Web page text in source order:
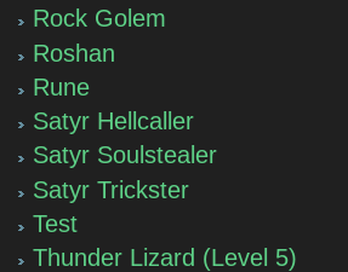
Rock Golem
Roshan
Rune
Satyr Hellcaller
Satyr Soulstealer
Satyr Trickster
Test
Thunder Lizard (Level 5)